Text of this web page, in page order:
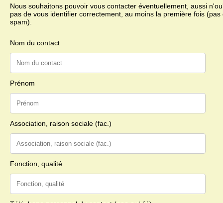
Nous souhaitons pouvoir vous contacter éventuellement, aussi
pas de vous identifier correctement, au moins la première fois (pas
spam).
Nom du contact
Prénom
Association, raison sociale (fac.)
Fonction, qualité